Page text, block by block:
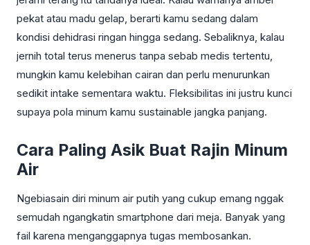
pekat atau madu gelap, berarti kamu sedang dalam
kondisi dehidrasi ringan hingga sedang. Sebaliknya, kalau
jernih total terus menerus tanpa sebab medis tertentu,
mungkin kamu kelebihan cairan dan perlu menurunkan
sedikit intake sementara waktu. Fleksibilitas ini justru kunci
supaya pola minum kamu sustainable jangka panjang.
Cara Paling Asik Buat Rajin Minum
Air
Ngebiasain diri minum air putih yang cukup emang nggak
semudah ngangkatin smartphone dari meja. Banyak yang
fail karena menganggapnya tugas membosankan.